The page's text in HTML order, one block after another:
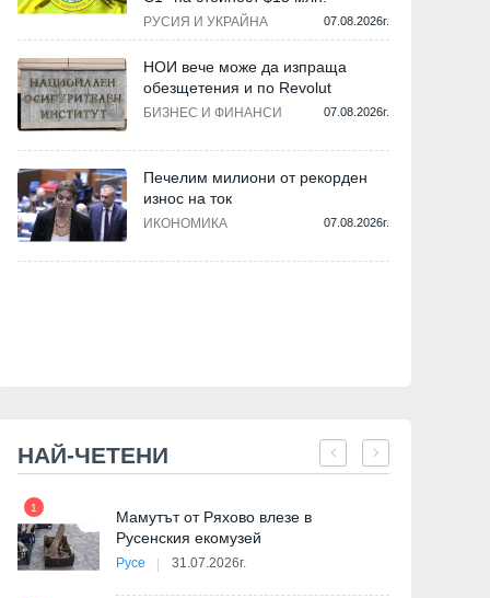
РУСИЯ И УКРАЙНА 07.08.2026г.
НОИ вече може да изпраща
обезщетения и по Revolut
БИЗНЕС И ФИНАНСИ 07.08.2026г.
Печелим милиони от рекорден
износ на ток
ИКОНОМИКА 07.08.2026г.
НАЙ-ЧЕТЕНИ
1
Мамутът от Ряхово влезе в
Русенския екомузей
Русе 31.07.2026г.